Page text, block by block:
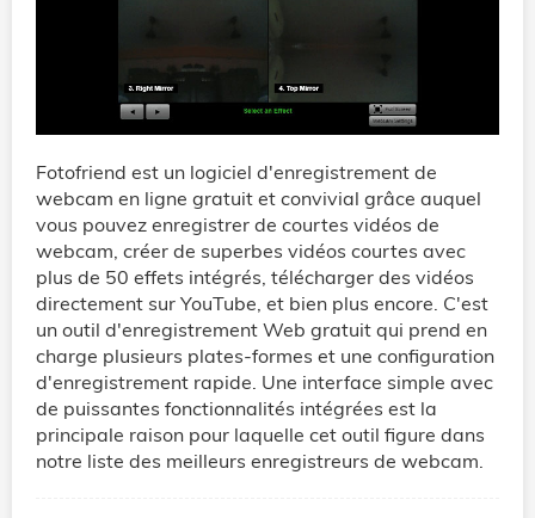
Fotofriend est un logiciel d'enregistrement de
webcam en ligne gratuit et convivial grâce auquel
vous pouvez enregistrer de courtes vidéos de
webcam, créer de superbes vidéos courtes avec
plus de 50 effets intégrés, télécharger des vidéos
directement sur YouTube, et bien plus encore. C'est
un outil d'enregistrement Web gratuit qui prend en
charge plusieurs plates-formes et une configuration
d'enregistrement rapide. Une interface simple avec
de puissantes fonctionnalités intégrées est la
principale raison pour laquelle cet outil figure dans
notre liste des meilleurs enregistreurs de webcam.